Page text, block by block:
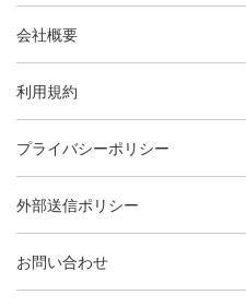
会社概要
利用規約
プライバシーポリシー
外部送信ポリシー
お問い合わせ